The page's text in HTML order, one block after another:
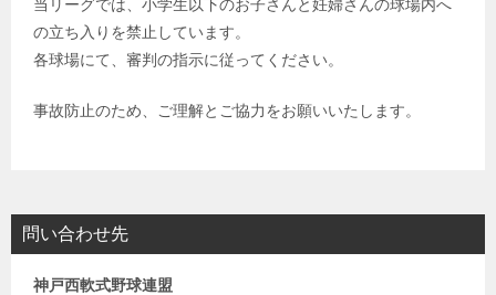
当リーグでは、小学生以下のお子さんと妊婦さんの球場内へ
の立ち入りを禁止しています。
各球場にて、審判の指示に従ってください。
事故防止のため、ご理解とご協力をお願いいたします。
問い合わせ先
神戸西軟式野球連盟